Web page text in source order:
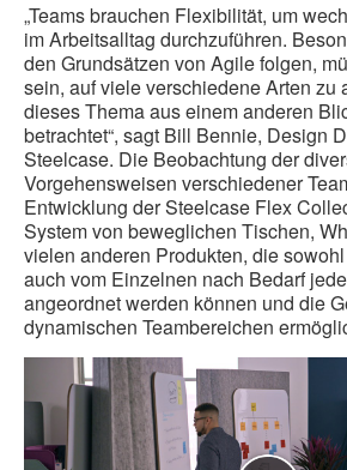
„Teams brauchen Flexibilität, um
im Arbeitsalltag durchzuführen.
den Grundsätzen von Agile folgen,
sein, auf viele verschiedene Arten zu
dieses Thema aus einem anderen
betrachtet“, sagt Bill Bennie, Design
Steelcase. Die Beobachtung der
Vorgehensweisen verschiedener
Entwicklung der Steelcase Flex
System von beweglichen Tischen,
vielen anderen Produkten, die
auch vom Einzelnen nach Bedarf
angeordnet werden können und die
dynamischen Teambereichen